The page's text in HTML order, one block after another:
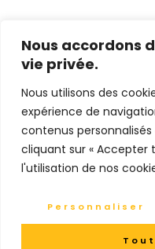
Nous accordons
vie privée.
Nous utilisons des
expérience de
contenus
cliquant sur « Accepter
l'utilisation de nos
Personnaliser